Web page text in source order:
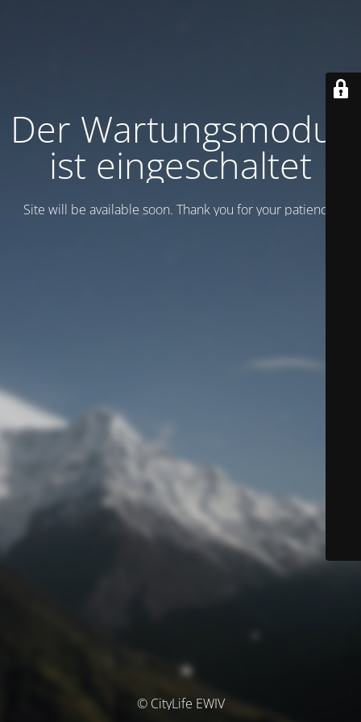
Der Wartungsmodus
ist eingeschaltet
Site will be available soon. Thank you for your patience!
© CityLife EWIV